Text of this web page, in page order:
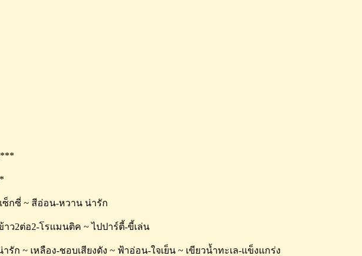
ซ็กซี่ ~ สีอ่อน-หวาน น่ารัก
าว2ต่อ2-โรแมนติค ~ ไปปาร์ตี้-ขี้เล่น
รัก ~ เหลือง-ชอบเสียงดัง ~ ฟ้าอ่อน-ใจเย็น ~ เขียวน้ำทะเล-แข็งแกร่ง